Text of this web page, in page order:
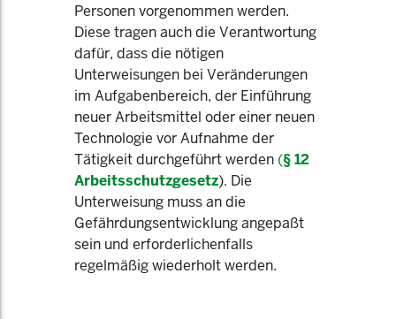
Personen vorgenommen werden.
Diese tragen auch die Verantwortung
dafür, dass die nötigen
Unterweisungen bei Veränderungen
im Aufgabenbereich, der Einführung
neuer Arbeitsmittel oder einer neuen
Technologie vor Aufnahme der
Tätigkeit durchgeführt werden (§ 12
Arbeitsschutzgesetz). Die
Unterweisung muss an die
Gefährdungsentwicklung angepaßt
sein und erforderlichenfalls
regelmäßig wiederholt werden.